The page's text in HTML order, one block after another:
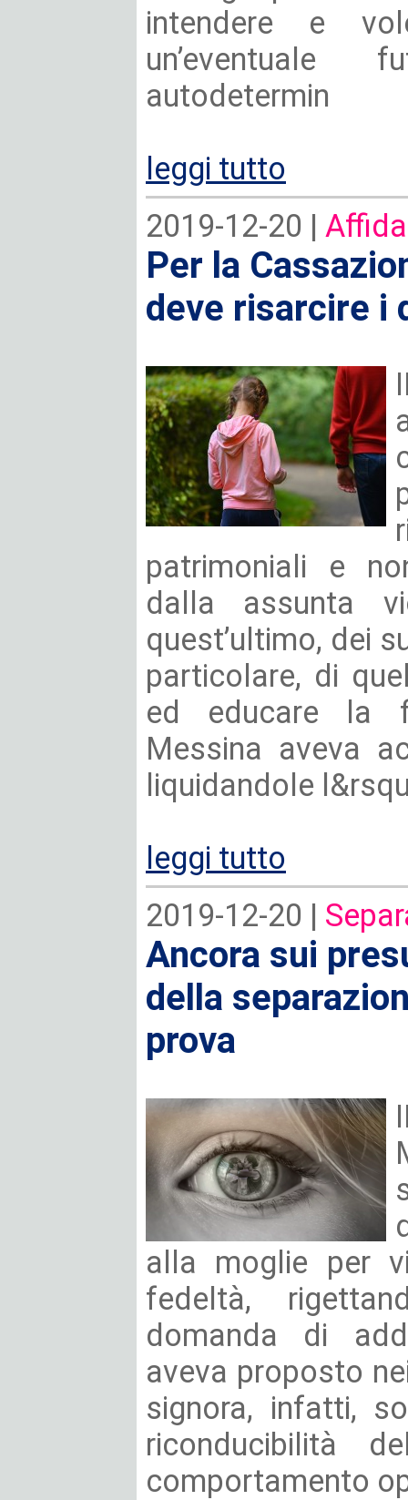
intendere e
un’eventuale
autodetermin
leggi tutto
2019-12-20 |
Per la
deve risarcire i
patrimoniali e
dalla assunta
quest’ultimo, dei
particolare, di
ed educare la
Messina aveva
liquidandole
leggi tutto
2019-12-20 |
Ancora sui
della
prova
alla moglie per
fedeltà,
domanda di
aveva proposto
signora, infatti,
riconducibilità
comportamento